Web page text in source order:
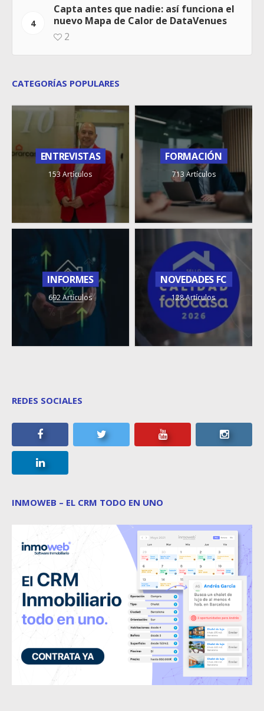
4
Capta antes que nadie: así funciona el
nuevo Mapa de Calor de DataVenues
2
CATEGORÍAS POPULARES
ENTREVISTAS
153 Artículos
FORMACIÓN
713 Artículos
INFORMES
692 Artículos
NOVEDADES FC
128 Artículos
REDES SOCIALES
INMOWEB – EL CRM TODO EN UNO